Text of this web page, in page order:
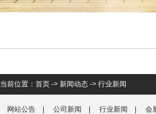
当前位置： 首页 -> 新闻动态 -> 行业新闻
网站公告 公司新闻 行业新闻 会